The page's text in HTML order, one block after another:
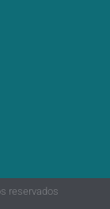
reservados